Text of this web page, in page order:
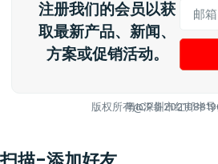
注册我们的会员以获
取最新产品、新闻、
方案或促销活动。
版权所有@深圳市红邦半
粤ICP备